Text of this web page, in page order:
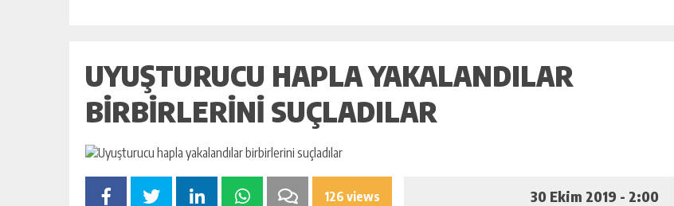
UYUŞTURUCU HAPLA YAKALANDILAR
BIRBIRLERINI SUÇLADILAR
126 views 30 Ekim 2019 - 2:00
GÜNLÜK HABER AKIŞI
MERSİN ERDEMLİ ‘DE 639 M² ARSA
SARIÇAM’DA 87 M² 2+1 DAİRE İCRADAN